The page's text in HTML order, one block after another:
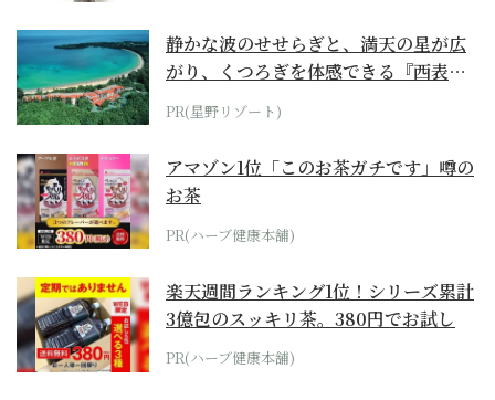
静かな波のせせらぎと、満天の星が広
がり、くつろぎを体感できる『西表島
ホテル by...
PR(星野リゾート)
アマゾン1位「このお茶ガチです」噂の
お茶
PR(ハーブ健康本舗)
楽天週間ランキング1位！シリーズ累計
3億包のスッキリ茶。380円でお試し
PR(ハーブ健康本舗)